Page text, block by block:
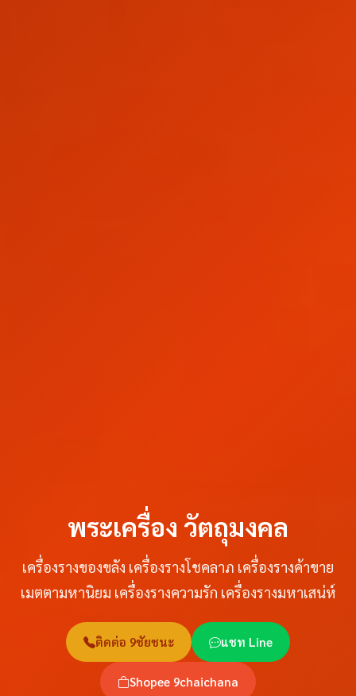
พระเครื่อง วัตถุมงคล
เครื่องรางของขลัง เครื่องรางโชคลาภ เครื่องรางค้าขาย
เมตตามหานิยม เครื่องรางความรัก เครื่องรางมหาเสน่ห์
ติดต่อ 9ชัยชนะ แชท Line
Shopee 9chaichana